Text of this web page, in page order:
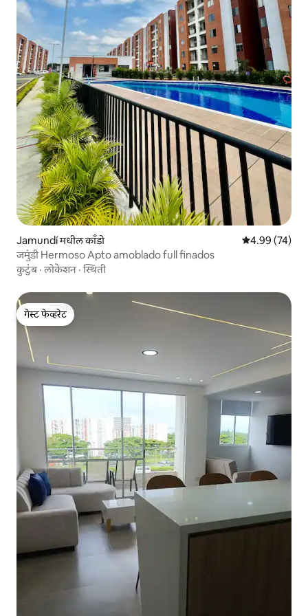
Jamundí मधील काँडो 5 पैकी 4.99
4.99 (74)
जमुंडी Hermoso Apto amoblado full finados
कुटुंब·लोकेशन ·स्थिती
गेस्ट फेव्हरेट
गेस्ट फेव्हरेट